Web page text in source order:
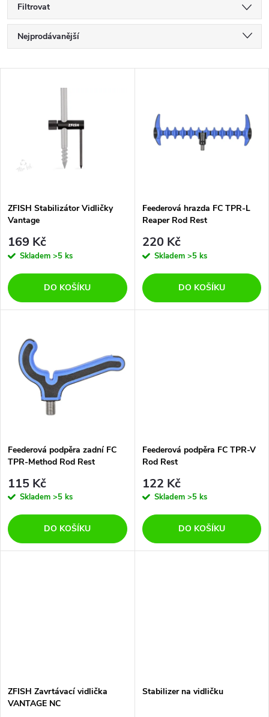
Filtrovat
Ř
a
p
r
o
d
k
Nejprodávanější
s
p
r
o
u
ů
ZFISH Stabilizátor Vidličky
Vantage
169 Kč
Skladem >5 ks
DO KOŠÍKU
Feederová hrazda FC TPR-L
Reaper Rod Rest
220 Kč
Skladem >5 ks
DO KOŠÍKU
Feederová podpěra zadní FC
TPR-Method Rod Rest
115 Kč
Skladem >5 ks
DO KOŠÍKU
Feederová podpěra FC TPR-V
Rod Rest
122 Kč
Skladem >5 ks
DO KOŠÍKU
ZFISH Zavrtávací vidlička
VANTAGE NC
Stabilizer na vidličku